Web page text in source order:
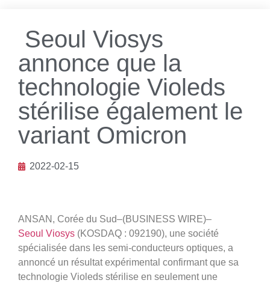
Seoul Viosys
annonce que la
technologie Violeds
stérilise également le
variant Omicron
2022-02-15
ANSAN, Corée du Sud–(BUSINESS WIRE)–
Seoul Viosys (KOSDAQ : 092190), une société
spécialisée dans les semi-conducteurs optiques, a
annoncé un résultat expérimental confirmant que sa
technologie Violeds stérilise en seulement une